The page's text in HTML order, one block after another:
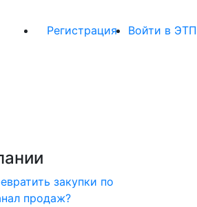
Регистрация Войти в ЭТП
закупки по
продаж?